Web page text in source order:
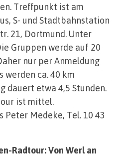
Treffpunkt ist am
S- und Stadtbahnstation
21, Dortmund. Unter
Gruppen werde auf 20
nur per Anmeldung
werden ca. 40 km
dauert etwa 4,5 Stunden.
ist mittel.
Medeke, Tel. 10 43
Radtour: Von Werl an